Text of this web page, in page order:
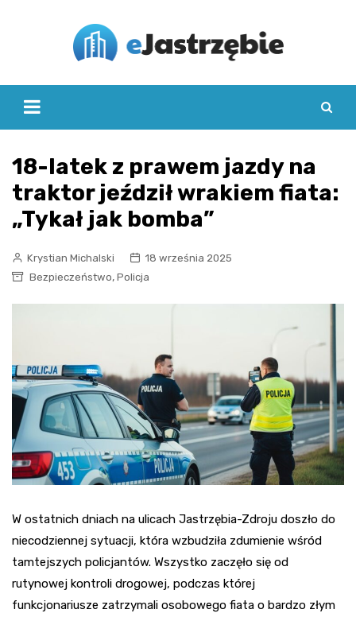
18-latek z prawem jazdy na
traktor jeździł wrakiem fiata:
„Tykał jak bomba”
Krystian Michalski
18 września 2025
Bezpieczeństwo, Policja
W ostatnich dniach na ulicach Jastrzębia-Zdroju doszło do
niecodziennej sytuacji, która wzbudziła zdumienie wśród
tamtejszych policjantów. Wszystko zaczęło się od
rutynowej kontroli drogowej, podczas której
funkcjonariusze zatrzymali osobowego fiata o bardzo złym